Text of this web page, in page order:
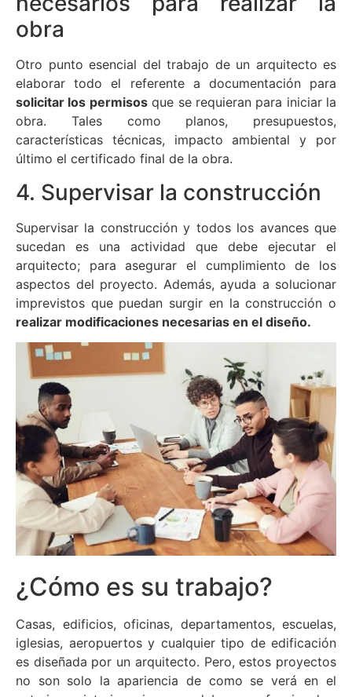
obra
Otro punto esencial del trabajo de un arquitecto es
elaborar todo el referente a documentación para
solicitar los permisosque se requieran para iniciar la
obra. Tales como planos, presupuestos,
características técnicas, impacto ambiental y por
último el certificado final de la obra.
4. Supervisar la construcción
Supervisar la construcción y todos los avances que
sucedan es una actividad que debe ejecutar el
arquitecto; para asegurar el cumplimiento de los
aspectos del proyecto. Además, ayuda a solucionar
imprevistos que puedan surgir en la construcción o
realizar modificaciones necesarias en el diseño.
¿Cómo es su trabajo?
Casas, edificios, oficinas, departamentos, escuelas,
iglesias, aeropuertos y cualquier tipo de edificación
es diseñada por un arquitecto. Pero, estos proyectos
no son solo la apariencia de como se verá en el